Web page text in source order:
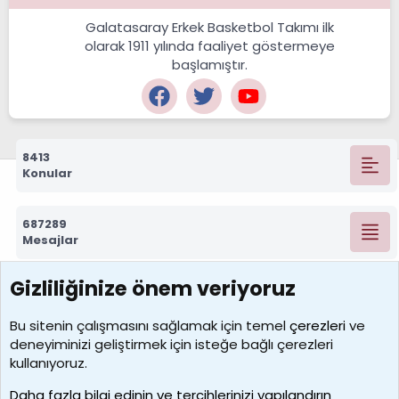
Galatasaray Erkek Basketbol Takımı ilk
olarak 1911 yılında faaliyet göstermeye
başlamıştır.
8413
Konular
687289
Mesajlar
7389
Kullanıcılar
idriskaancelik
Son üye
Gizliliğinize önem veriyoruz
Bu sitenin çalışmasını sağlamak için temelçerezlerive
deneyiminizi geliştirmek için isteğe bağlı çerezleri
kullanıyoruz.
Daha fazla bilgi edinin ve tercihlerinizi yapılandırın